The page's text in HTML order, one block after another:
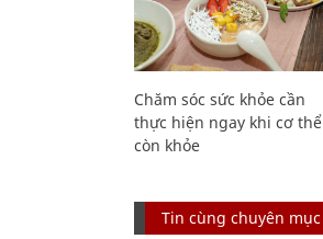
Chăm sóc sức khỏe cần
thực hiện ngay khi cơ thể
còn khỏe
Tin cùng chuyên mục